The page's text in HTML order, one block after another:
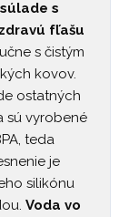
súlade s
zdravú fľašu
s čistým
kovov.
ostatných
sú vyrobené
teda
je
silikónu
Voda vo